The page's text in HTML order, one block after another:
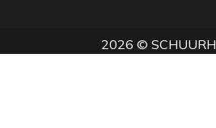
2026 ©